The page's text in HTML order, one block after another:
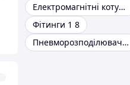
Електромагнітні котушки
Фітинги 1 8
Пневморозподілювач camozzi